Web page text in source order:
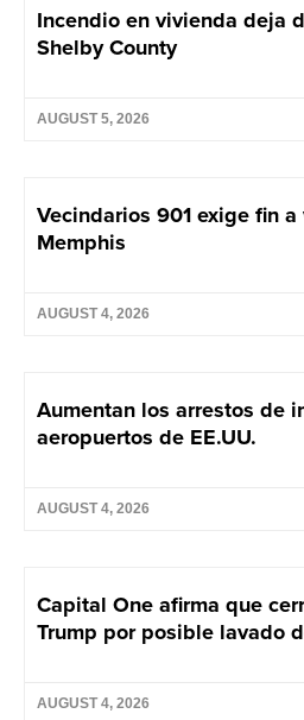
Incendio en vivienda deja
Shelby County
AUGUST 5, 2026
Vecindarios 901 exige fin
Memphis
AUGUST 4, 2026
Aumentan los arrestos de
aeropuertos de EE.UU.
AUGUST 4, 2026
Capital One afirma que
Trump por posible lavado
AUGUST 4, 2026